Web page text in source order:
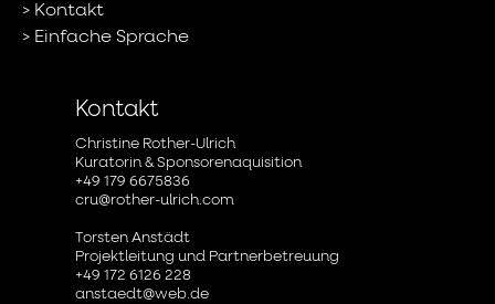
Kontakt
Einfache Sprache
Kontakt
Christine Rother-Ulrich
Kuratorin & Sponsorenaquisition
+49 179 6675836
cru@rother-ulrich.com
Torsten Anstädt
Projektleitung und Partnerbetreuung
+49 172 6126 228
anstaedt@web.de